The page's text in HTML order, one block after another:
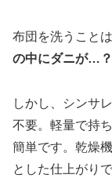
布団を洗うこと
の中にダニが…？
しかし、シンサ
不要。軽量で持
簡単です。乾燥
とした仕上がり